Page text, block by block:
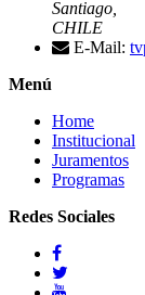
Santiago,
CHILE
E-Mail:
Menú
Home
Institucional
Juramentos
Programas
Redes Sociales